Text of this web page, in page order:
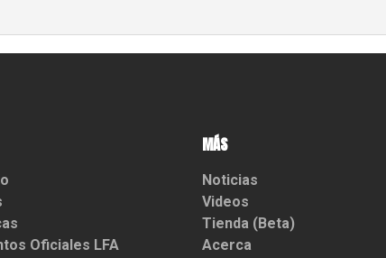
Oficiales LFA
MÁS
Noticias
Videos
Tienda (Beta)
Acerca